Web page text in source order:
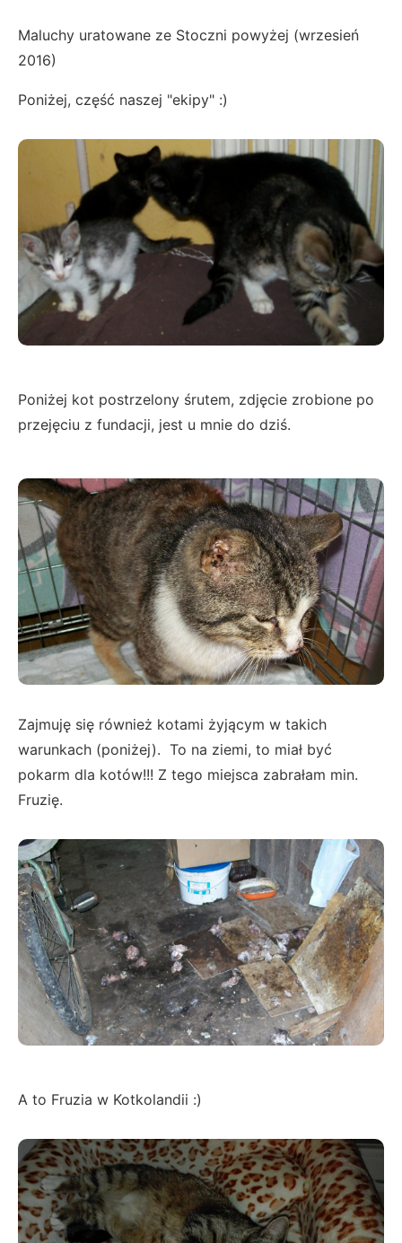
Maluchy uratowane ze Stoczni powyżej (wrzesień
2016)
Poniżej, część naszej "ekipy" :)
Poniżej kot postrzelony śrutem, zdjęcie zrobione po
przejęciu z fundacji, jest u mnie do dziś.
Zajmuję się również kotami żyjącym w takich
warunkach (poniżej). To na ziemi, to miał być
pokarm dla kotów!!! Z tego miejsca zabrałam min.
Fruzię.
A to Fruzia w Kotkolandii :)